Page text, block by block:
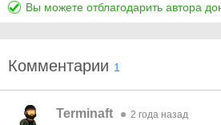
Вы можете отблагодарить автора
Комментарии 1
Terminaft 2 года назад